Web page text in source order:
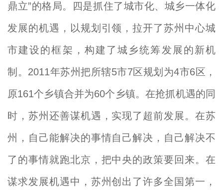
鼎立”的格局。四是抓住了城市化、城乡一体化
发展的机遇，以规划引领，拉开了苏州中心城
市建设的框架，构建了城乡统筹发展的新机
制。2011年苏州把所辖5市7区规划为4市6区，
原161个乡镇合并为60个乡镇。在抢抓机遇的同
时，苏州还善谋机遇，实现了超前发展。在苏
州，自己能解决的事情自己解决，自己解决不
了的事情就跑北京，把中央的政策要回来。在
谋求发展机遇中，苏州创出了许多全国第一，